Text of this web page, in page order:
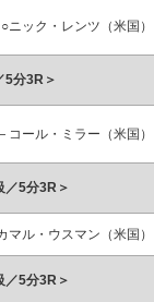
○ニック・レンツ（米国）
5分3R＞
コール・ミラー（米国）
／5分3R＞
マル・ウスマン（米国）
／5分3R＞